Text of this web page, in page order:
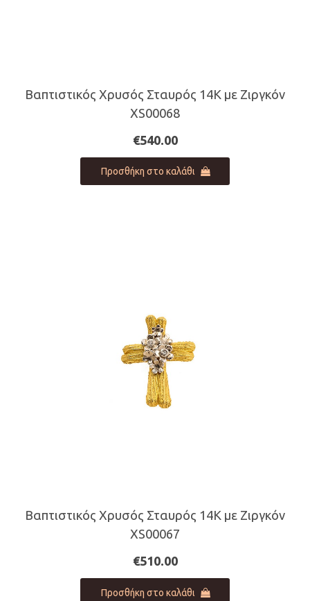
Βαπτιστικός Χρυσός Σταυρός 14Κ με Ζιργκόν
XS00068
€540.00
Προσθήκη στο καλάθι
Βαπτιστικός Χρυσός Σταυρός 14Κ με Ζιργκόν
XS00067
€510.00
Προσθήκη στο καλάθι